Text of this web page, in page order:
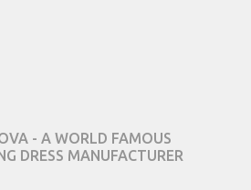
- A WORLD FAMOUS
DRESS MANUFACTURER